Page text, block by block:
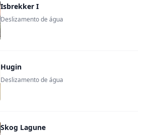
Isbrekker I
Deslizamento de água
Hugin
Deslizamento de água
Skog Lagune